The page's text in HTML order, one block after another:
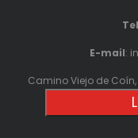
E-mail:
Camino Viejo de